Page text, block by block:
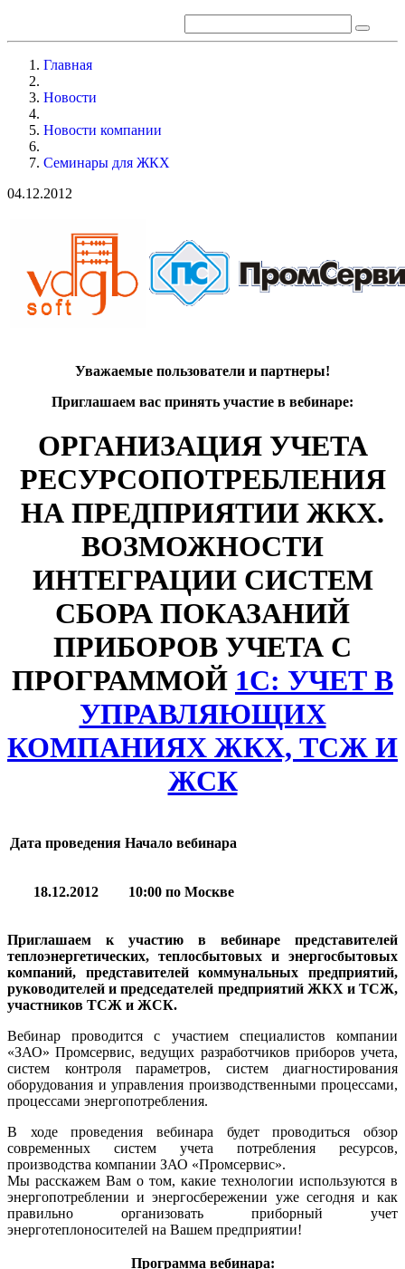
Главная
Новости
Новости компании
Семинары для ЖКХ
04.12.2012
Уважаемые пользователи и партнеры!
Приглашаем вас принять участие в вебинаре:
ОРГАНИЗАЦИЯ УЧЕТА
РЕСУРСОПОТРЕБЛЕНИЯ
НА ПРЕДПРИЯТИИ ЖКХ.
ВОЗМОЖНОСТИ
ИНТЕГРАЦИИ СИСТЕМ
СБОРА ПОКАЗАНИЙ
ПРИБОРОВ УЧЕТА С
ПРОГРАММОЙ 1С: УЧЕТ В
УПРАВЛЯЮЩИХ
КОМПАНИЯХ ЖКХ, ТСЖ И
ЖСК
Дата проведения Начало вебинара
18.12.2012 10:00 по Москве
Приглашаем к участию в вебинаре представителей
теплоэнергетических, теплосбытовых и энергосбытовых
компаний, представителей коммунальных предприятий,
руководителей и председателей предприятий ЖКХ и ТСЖ,
участников ТСЖ и ЖСК.
Вебинар проводится с участием специалистов компании
«ЗАО» Промсервис, ведущих разработчиков приборов учета,
систем контроля параметров, систем диагностирования
оборудования и управления производственными процессами,
процессами энергопотребления.
В ходе проведения вебинара будет проводиться обзор
современных систем учета потребления ресурсов,
производства компании ЗАО «Промсервис».
Мы расскажем Вам о том, какие технологии используются в
энергопотреблении и энергосбережении уже сегодня и как
правильно организовать приборный учет
энерготеплоносителей на Вашем предприятии!
Программа вебинара: